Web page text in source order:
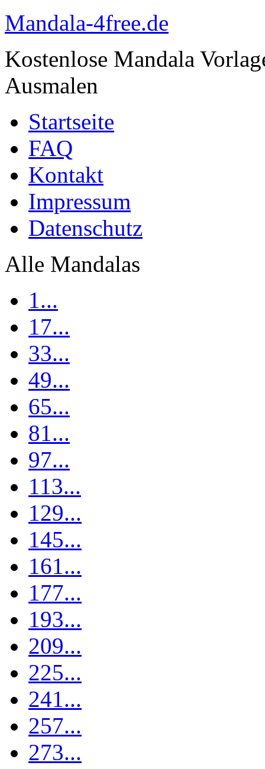
Mandala-4free.de
Kostenlose Mandala
Ausmalen
Startseite
FAQ
Kontakt
Impressum
Datenschutz
Alle Mandalas
1...
17...
33...
49...
65...
81...
97...
113...
129...
145...
161...
177...
193...
209...
225...
241...
257...
273...